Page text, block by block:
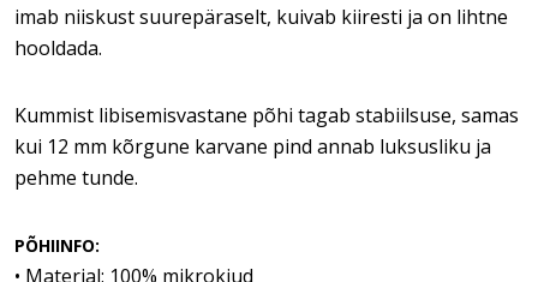
imab niiskust suurepäraselt, kuivab kiiresti ja on lihtne
hooldada.
Kummist libisemisvastane põhi tagab stabiilsuse, samas
kui 12 mm kõrgune karvane pind annab luksusliku ja
pehme tunde.
PÕHIINFO:
• Materjal: 100% mikrokiud